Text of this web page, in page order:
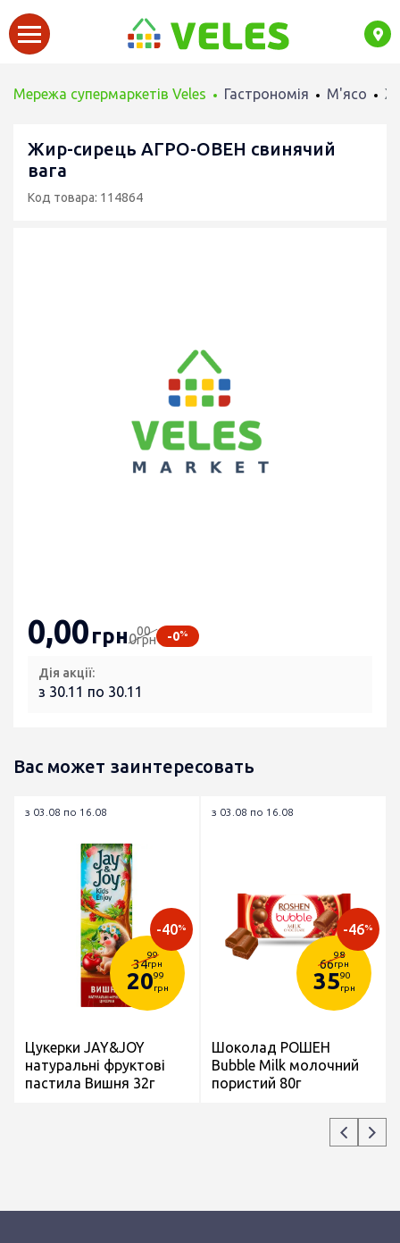
Мережа супермаркетів Veles Гастрономія М'ясо
Жир-сирець АГРО-ОВЕН свинячий
вага
Код товара: 114864
0,00грн000
грн -0%
Дія акції:
з 30.11 по 30.11
Вас может заинтересовать
з 03.08 по 16.08
34
99
грн
2099
грн
-40%
Цукерки JAY&JOY
натуральні фруктові
пастила Вишня 32г
з 03.08 по 16.08
66
98
грн
3590
грн
-46%
Шоколад РОШЕН
Bubble Milk молочний
пористий 80г